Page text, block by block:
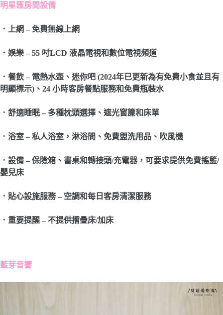
明星匯房間設備
．上網 – 免費無線上網
．娛樂 – 55 吋LCD 液晶電視和數位電視頻道
．餐飲 – 電熱水壺、迷你吧 (2024年已更新為有免費小食並且有
明顯標示)、24 小時客房餐點服務和免費瓶裝水
．舒適睡眠 – 多種枕頭選擇、遮光窗簾和床單
．浴室 – 私人浴室，淋浴間、免費盥洗用品、吹風機
．設備 – 保險箱、書桌和轉接頭/充電器，可要求提供免費搖籃/
嬰兒床
．貼心設施服務 – 空調和每日客房清潔服務
．重要提醒 – 不提供摺疊床/加床
藍芽音響